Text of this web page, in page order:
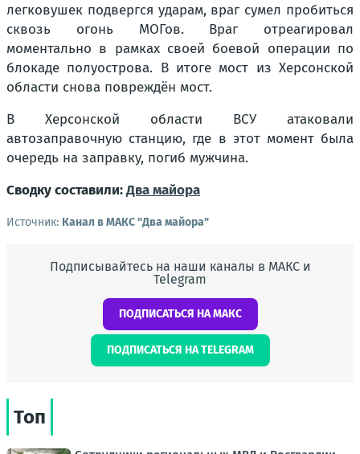
легковушек подвергся ударам, враг сумел пробиться
сквозь огонь МОГов. Враг отреагировал
моментально в рамках своей боевой операции по
блокаде полуострова. В итоге мост из Херсонской
области снова повреждён мост.
В Херсонской области ВСУ атаковали
автозаправочную станцию, где в этот момент была
очередь на заправку, погиб мужчина.
Сводку составили:Два майора
Источник: Канал в МАКС "Два майора"
Подписывайтесь на наши каналы в МАКС и
Telegram
ПОДПИСАТЬСЯ НА МАКС
ПОДПИСАТЬСЯ НА TELEGRAM
Топ